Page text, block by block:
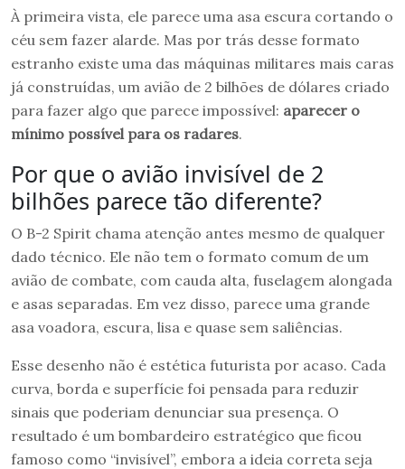
À primeira vista, ele parece uma asa escura cortando o
céu sem fazer alarde. Mas por trás desse formato
estranho existe uma das máquinas militares mais caras
já construídas, um avião de 2 bilhões de dólares criado
para fazer algo que parece impossível: aparecer o
mínimo possível para os radares.
Por que o avião invisível de 2
bilhões parece tão diferente?
O B-2 Spirit chama atenção antes mesmo de qualquer
dado técnico. Ele não tem o formato comum de um
avião de combate, com cauda alta, fuselagem alongada
e asas separadas. Em vez disso, parece uma grande
asa voadora, escura, lisa e quase sem saliências.
Esse desenho não é estética futurista por acaso. Cada
curva, borda e superfície foi pensada para reduzir
sinais que poderiam denunciar sua presença. O
resultado é um bombardeiro estratégico que ficou
famoso como “invisível”, embora a ideia correta seja